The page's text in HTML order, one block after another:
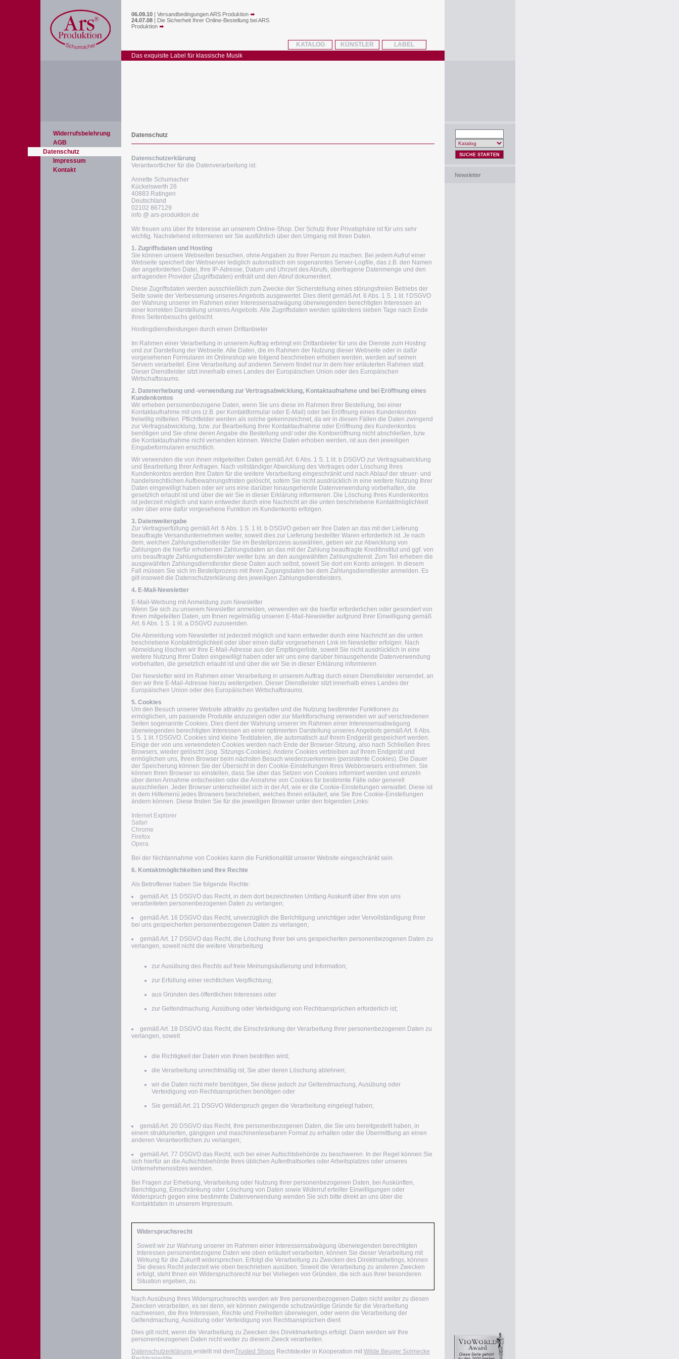
06.09.10 | Versandbedingungen ARS Produktion
24.07.08 | Die Sicherheit Ihrer Online-Bestellung bei ARS
Produktion
KATALOG KÜNSTLER
LABEL
Das exquisite Label für klassische Musik
Widerrufsbelehrung
AGB
Datenschutz
Impressum
Kontakt
Datenschutz
Datenschutzerklärung
Verantwortlicher für die Datenverarbeitung ist:
Annette Schumacher
Kückelswerth 26
40883 Ratingen
Deutschland
02102 867129
info @ ars-produktion.de
Wir freuen uns über Ihr Interesse an unserem Online-Shop. Der Schutz Ihrer Privatsphäre ist für uns sehr
wichtig. Nachstehend informieren wir Sie ausführlich über den Umgang mit Ihren Daten.
1. Zugriffsdaten und Hosting
Sie können unsere Webseiten besuchen, ohne Angaben zu Ihrer Person zu machen. Bei jedem Aufruf einer
Webseite speichert der Webserver lediglich automatisch ein sogenanntes Server-Logfile, das z.B. den Namen
der angeforderten Datei, Ihre IP-Adresse, Datum und Uhrzeit des Abrufs, übertragene Datenmenge und den
anfragenden Provider (Zugriffsdaten) enthält und den Abruf dokumentiert.
Diese Zugriffsdaten werden ausschließlich zum Zwecke der Sicherstellung eines störungsfreien Betriebs der
Seite sowie der Verbesserung unseres Angebots ausgewertet. Dies dient gemäß Art. 6 Abs. 1 S. 1 lit. f DSGVO
der Wahrung unserer im Rahmen einer Interessensabwägung überwiegenden berechtigten Interessen an
einer korrekten Darstellung unseres Angebots. Alle Zugriffsdaten werden spätestens sieben Tage nach Ende
Ihres Seitenbesuchs gelöscht.
Hostingdienstleistungen durch einen Drittanbieter
Im Rahmen einer Verarbeitung in unserem Auftrag erbringt ein Drittanbieter für uns die Dienste zum Hosting
und zur Darstellung der Webseite. Alle Daten, die im Rahmen der Nutzung dieser Webseite oder in dafür
vorgesehenen Formularen im Onlineshop wie folgend beschrieben erhoben werden, werden auf seinen
Servern verarbeitet. Eine Verarbeitung auf anderen Servern findet nur in dem hier erläuterten Rahmen statt.
Dieser Dienstleister sitzt innerhalb eines Landes der Europäischen Union oder des Europäischen
Wirtschaftsraums.
2. Datenerhebung und -verwendung zur Vertragsabwicklung, Kontaktaufnahme und bei Eröffnung eines
Kundenkontos
Wir erheben personenbezogene Daten, wenn Sie uns diese im Rahmen Ihrer Bestellung, bei einer
Kontaktaufnahme mit uns (z.B. per Kontaktformular oder E-Mail) oder bei Eröffnung eines Kundenkontos
freiwillig mitteilen. Pflichtfelder werden als solche gekennzeichnet, da wir in diesen Fällen die Daten zwingend
zur Vertragsabwicklung, bzw. zur Bearbeitung Ihrer Kontaktaufnahme oder Eröffnung des Kundenkontos
benötigen und Sie ohne deren Angabe die Bestellung und/ oder die Kontoeröffnung nicht abschließen, bzw.
die Kontaktaufnahme nicht versenden können. Welche Daten erhoben werden, ist aus den jeweiligen
Eingabeformularen ersichtlich.
Wir verwenden die von ihnen mitgeteilten Daten gemäß Art. 6 Abs. 1 S. 1 lit. b DSGVO zur Vertragsabwicklung
und Bearbeitung Ihrer Anfragen. Nach vollständiger Abwicklung des Vertrages oder Löschung Ihres
Kundenkontos werden Ihre Daten für die weitere Verarbeitung eingeschränkt und nach Ablauf der steuer- und
handelsrechtlichen Aufbewahrungsfristen gelöscht, sofern Sie nicht ausdrücklich in eine weitere Nutzung Ihrer
Daten eingewilligt haben oder wir uns eine darüber hinausgehende Datenverwendung vorbehalten, die
gesetzlich erlaubt ist und über die wir Sie in dieser Erklärung informieren. Die Löschung Ihres Kundenkontos
ist jederzeit möglich und kann entweder durch eine Nachricht an die unten beschriebene Kontaktmöglichkeit
oder über eine dafür vorgesehene Funktion im Kundenkonto erfolgen.
3. Datenweitergabe
Zur Vertragserfüllung gemäß Art. 6 Abs. 1 S. 1 lit. b DSGVO geben wir Ihre Daten an das mit der Lieferung
beauftragte Versandunternehmen weiter, soweit dies zur Lieferung bestellter Waren erforderlich ist. Je nach
dem, welchen Zahlungsdienstleister Sie im Bestellprozess auswählen, geben wir zur Abwicklung von
Zahlungen die hierfür erhobenen Zahlungsdaten an das mit der Zahlung beauftragte Kreditinstitut und ggf. von
uns beauftragte Zahlungsdienstleister weiter bzw. an den ausgewählten Zahlungsdienst. Zum Teil erheben die
ausgewählten Zahlungsdienstleister diese Daten auch selbst, soweit Sie dort ein Konto anlegen. In diesem
Fall müssen Sie sich im Bestellprozess mit Ihren Zugangsdaten bei dem Zahlungsdienstleister anmelden. Es
gilt insoweit die Datenschutzerklärung des jeweiligen Zahlungsdienstleisters.
4. E-Mail-Newsletter
E-Mail-Werbung mit Anmeldung zum Newsletter
Wenn Sie sich zu unserem Newsletter anmelden, verwenden wir die hierfür erforderlichen oder gesondert von
Ihnen mitgeteilten Daten, um Ihnen regelmäßig unseren E-Mail-Newsletter aufgrund Ihrer Einwilligung gemäß
Art. 6 Abs. 1 S. 1 lit. a DSGVO zuzusenden.
Die Abmeldung vom Newsletter ist jederzeit möglich und kann entweder durch eine Nachricht an die unten
beschriebene Kontaktmöglichkeit oder über einen dafür vorgesehenen Link im Newsletter erfolgen. Nach
Abmeldung löschen wir Ihre E-Mail-Adresse aus der Empfängerliste, soweit Sie nicht ausdrücklich in eine
weitere Nutzung Ihrer Daten eingewilligt haben oder wir uns eine darüber hinausgehende Datenverwendung
vorbehalten, die gesetzlich erlaubt ist und über die wir Sie in dieser Erklärung informieren.
Der Newsletter wird im Rahmen einer Verarbeitung in unserem Auftrag durch einen Dienstleister versendet, an
den wir Ihre E-Mail-Adresse hierzu weitergeben. Dieser Dienstleister sitzt innerhalb eines Landes der
Europäischen Union oder des Europäischen Wirtschaftsraums.
5. Cookies
Um den Besuch unserer Website attraktiv zu gestalten und die Nutzung bestimmter Funktionen zu
ermöglichen, um passende Produkte anzuzeigen oder zur Marktforschung verwenden wir auf verschiedenen
Seiten sogenannte Cookies. Dies dient der Wahrung unserer im Rahmen einer Interessensabwägung
überwiegenden berechtigten Interessen an einer optimierten Darstellung unseres Angebots gemäß Art. 6 Abs.
1 S. 1 lit. f DSGVO. Cookies sind kleine Textdateien, die automatisch auf Ihrem Endgerät gespeichert werden.
Einige der von uns verwendeten Cookies werden nach Ende der Browser-Sitzung, also nach Schließen Ihres
Browsers, wieder gelöscht (sog. Sitzungs-Cookies). Andere Cookies verbleiben auf Ihrem Endgerät und
ermöglichen uns, Ihren Browser beim nächsten Besuch wiederzuerkennen (persistente Cookies). Die Dauer
der Speicherung können Sie der Übersicht in den Cookie-Einstellungen Ihres Webbrowsers entnehmen. Sie
können Ihren Browser so einstellen, dass Sie über das Setzen von Cookies informiert werden und einzeln
über deren Annahme entscheiden oder die Annahme von Cookies für bestimmte Fälle oder generell
ausschließen. Jeder Browser unterscheidet sich in der Art, wie er die Cookie-Einstellungen verwaltet. Diese ist
in dem Hilfemenü jedes Browsers beschrieben, welches Ihnen erläutert, wie Sie Ihre Cookie-Einstellungen
ändern können. Diese finden Sie für die jeweiligen Browser unter den folgenden Links:
Internet Explorer
Safari
Chrome
Firefox
Opera
Bei der Nichtannahme von Cookies kann die Funktionalität unserer Website eingeschränkt sein.
6. Kontaktmöglichkeiten und Ihre Rechte
Als Betroffener haben Sie folgende Rechte:
gemäß Art. 15 DSGVO das Recht, in dem dort bezeichneten Umfang Auskunft über Ihre von uns
verarbeiteten personenbezogenen Daten zu verlangen;
gemäß Art. 16 DSGVO das Recht, unverzüglich die Berichtigung unrichtiger oder Vervollständigung Ihrer
bei uns gespeicherten personenbezogenen Daten zu verlangen;
gemäß Art. 17 DSGVO das Recht, die Löschung Ihrer bei uns gespeicherten personenbezogenen Daten zu
verlangen, soweit nicht die weitere Verarbeitung
zur Ausübung des Rechts auf freie Meinungsäußerung und Information;
zur Erfüllung einer rechtlichen Verpflichtung;
aus Gründen des öffentlichen Interesses oder
zur Geltendmachung, Ausübung oder Verteidigung von Rechtsansprüchen erforderlich ist;
gemäß Art. 18 DSGVO das Recht, die Einschränkung der Verarbeitung Ihrer personenbezogenen Daten zu
verlangen, soweit
die Richtigkeit der Daten von Ihnen bestritten wird;
die Verarbeitung unrechtmäßig ist, Sie aber deren Löschung ablehnen;
wir die Daten nicht mehr benötigen, Sie diese jedoch zur Geltendmachung, Ausübung oder
Verteidigung von Rechtsansprüchen benötigen oder
Sie gemäß Art. 21 DSGVO Widerspruch gegen die Verarbeitung eingelegt haben;
gemäß Art. 20 DSGVO das Recht, Ihre personenbezogenen Daten, die Sie uns bereitgestellt haben, in
einem strukturierten, gängigen und maschinenlesebaren Format zu erhalten oder die Übermittlung an einen
anderen Verantwortlichen zu verlangen;
gemäß Art. 77 DSGVO das Recht, sich bei einer Aufsichtsbehörde zu beschweren. In der Regel können Sie
sich hierfür an die Aufsichtsbehörde Ihres üblichen Aufenthaltsortes oder Arbeitsplatzes oder unseres
Unternehmenssitzes wenden.
Bei Fragen zur Erhebung, Verarbeitung oder Nutzung Ihrer personenbezogenen Daten, bei Auskünften,
Berichtigung, Einschränkung oder Löschung von Daten sowie Widerruf erteilter Einwilligungen oder
Widerspruch gegen eine bestimmte Datenverwendung wenden Sie sich bitte direkt an uns über die
Kontaktdaten in unserem Impressum.
Widerspruchsrecht
Soweit wir zur Wahrung unserer im Rahmen einer Interessensabwägung überwiegenden berechtigten
Interessen personenbezogene Daten wie oben erläutert verarbeiten, können Sie dieser Verarbeitung mit
Wirkung für die Zukunft widersprechen. Erfolgt die Verarbeitung zu Zwecken des Direktmarketings, können
Sie dieses Recht jederzeit wie oben beschrieben ausüben. Soweit die Verarbeitung zu anderen Zwecken
erfolgt, steht Ihnen ein Widerspruchsrecht nur bei Vorliegen von Gründen, die sich aus Ihrer besonderen
Situation ergeben, zu.
Nach Ausübung Ihres Widerspruchsrechts werden wir Ihre personenbezogenen Daten nicht weiter zu diesen
Zwecken verarbeiten, es sei denn, wir können zwingende schutzwürdige Gründe für die Verarbeitung
nachweisen, die Ihre Interessen, Rechte und Freiheiten überwiegen, oder wenn die Verarbeitung der
Geltendmachung, Ausübung oder Verteidigung von Rechtsansprüchen dient
Dies gilt nicht, wenn die Verarbeitung zu Zwecken des Direktmarketings erfolgt. Dann werden wir Ihre
personenbezogenen Daten nicht weiter zu diesem Zweck verarbeiten.
Datenschutzerklärung erstellt mit demTrusted Shops Rechtstexter in Kooperation mit Wilde Beuger Solmecke
SUCHE STARTEN
Newsletter